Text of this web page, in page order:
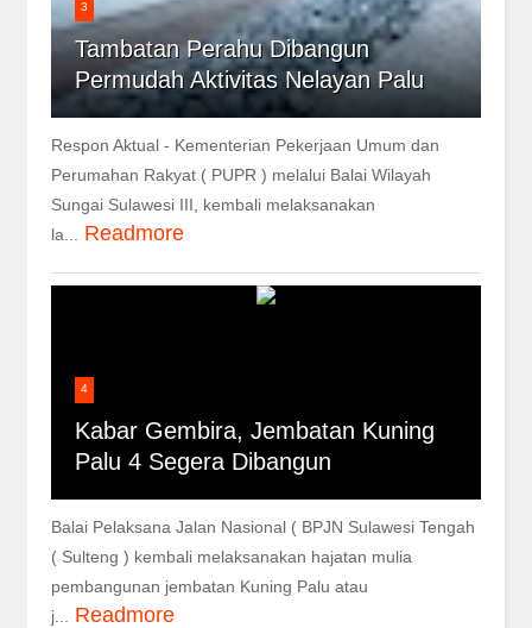
3
Tambatan Perahu Dibangun
Permudah Aktivitas Nelayan Palu
Respon Aktual - Kementerian Pekerjaan Umum dan
Perumahan Rakyat ( PUPR ) melalui Balai Wilayah
Sungai Sulawesi III, kembali melaksanakan
la...
Readmore
4
Kabar Gembira, Jembatan Kuning
Palu 4 Segera Dibangun
Balai Pelaksana Jalan Nasional ( BPJN Sulawesi Tengah
( Sulteng ) kembali melaksanakan hajatan mulia
pembangunan jembatan Kuning Palu atau
j...
Readmore